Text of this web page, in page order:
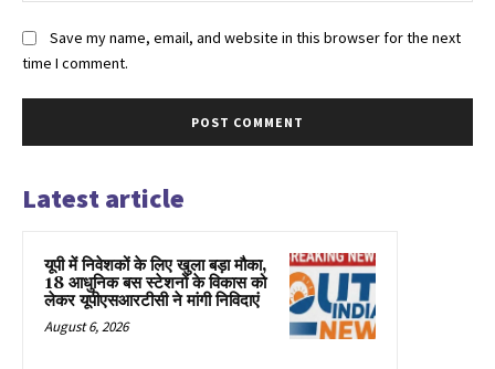
Save my name, email, and website in this browser for the next
time I comment.
Latest article
यूपी में निवेशकों के लिए खुला बड़ा मौका,
18 आधुनिक बस स्टेशनों के विकास को
लेकर यूपीएसआरटीसी ने मांगी निविदाएं
August 6, 2026